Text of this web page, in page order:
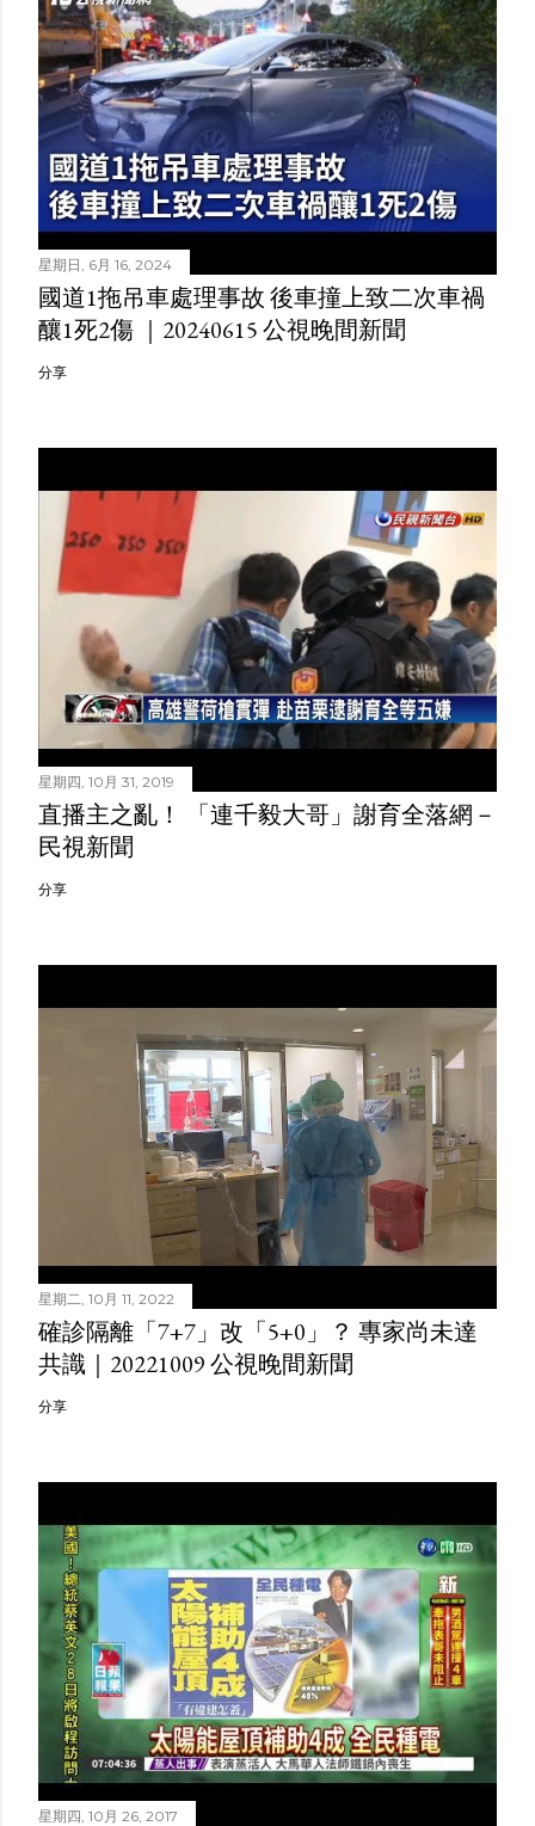
星期日, 6月 16, 2024
國道1拖吊車處理事故 後車撞上致二次車禍
釀1死2傷 ｜20240615 公視晚間新聞
分享
星期四, 10月 31, 2019
直播主之亂！ 「連千毅大哥」謝育全落網－
民視新聞
分享
星期二, 10月 11, 2022
確診隔離「7+7」改「5+0」？ 專家尚未達
共識｜20221009 公視晚間新聞
分享
星期四, 10月 26, 2017